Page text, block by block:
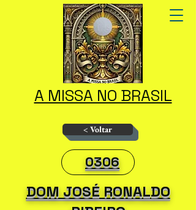
A MISSA NO BRASIL
< Voltar
0306
DOM JOSÉ RONALDO